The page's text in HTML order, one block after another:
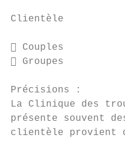
Clientèle
 Couples
 Groupes
Précisions :
La Clinique des
présente souvent
clientèle provient